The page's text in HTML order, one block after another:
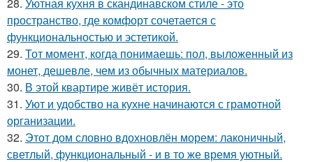
пространство, где комфорт сочетается с
функциональностью и эстетикой.
29. Тот момент, когда понимаешь: пол, выложенный из
монет, дешевле, чем из обычных материалов.
30. В этой квартире живёт история.
31. Уют и удобство на кухне начинаются с грамотной
организации.
32. Этот дом словно вдохновлён морем: лаконичный,
светлый, функциональный - и в то же время уютный.